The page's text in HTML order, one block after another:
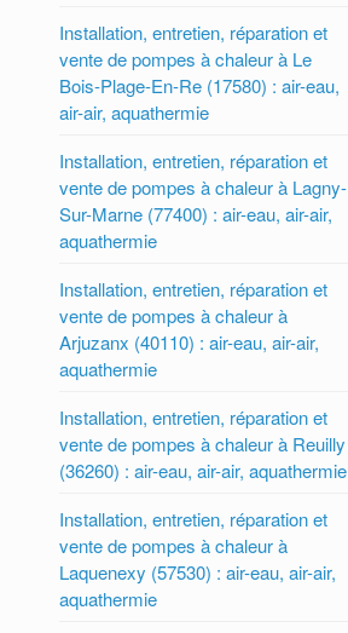
Installation, entretien, réparation et
vente de pompes à chaleur à Le
Bois-Plage-En-Re (17580) : air-eau,
air-air, aquathermie
Installation, entretien, réparation et
vente de pompes à chaleur à Lagny-
Sur-Marne (77400) : air-eau, air-air,
aquathermie
Installation, entretien, réparation et
vente de pompes à chaleur à
Arjuzanx (40110) : air-eau, air-air,
aquathermie
Installation, entretien, réparation et
vente de pompes à chaleur à Reuilly
(36260) : air-eau, air-air, aquathermie
Installation, entretien, réparation et
vente de pompes à chaleur à
Laquenexy (57530) : air-eau, air-air,
aquathermie